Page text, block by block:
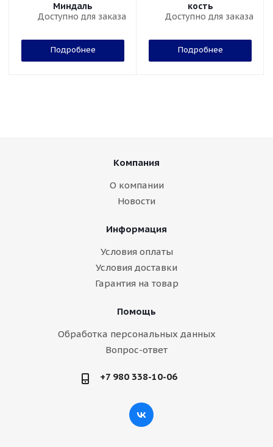
Миндаль
Доступно для заказа
Подробнее
кость
Доступно для заказа
Подробнее
Компания
О компании
Новости
Информация
Условия оплаты
Условия доставки
Гарантия на товар
Помощь
Обработка персональных данных
Вопрос-ответ
+7 980 338-10-06